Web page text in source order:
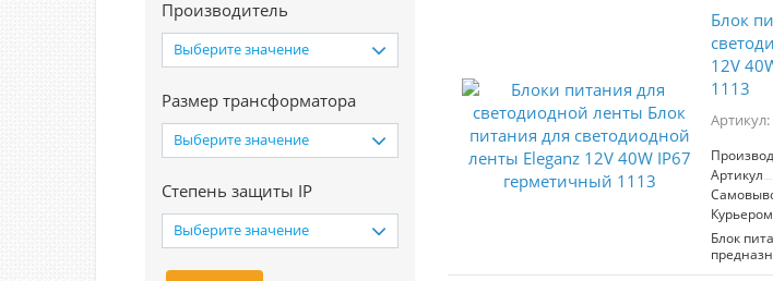
Производитель
Выберите значение
Размер трансформатора
Выберите значение
Степень защиты IP
Выберите значение
Блок
12V
1113
Артикул:
Артикул
Курьером
Блок